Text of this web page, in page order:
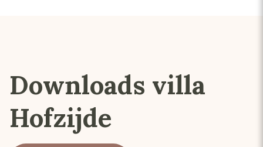
Downloads villa
Hofzijde